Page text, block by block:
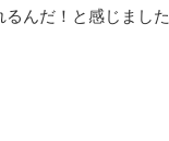
んだ！と感じました